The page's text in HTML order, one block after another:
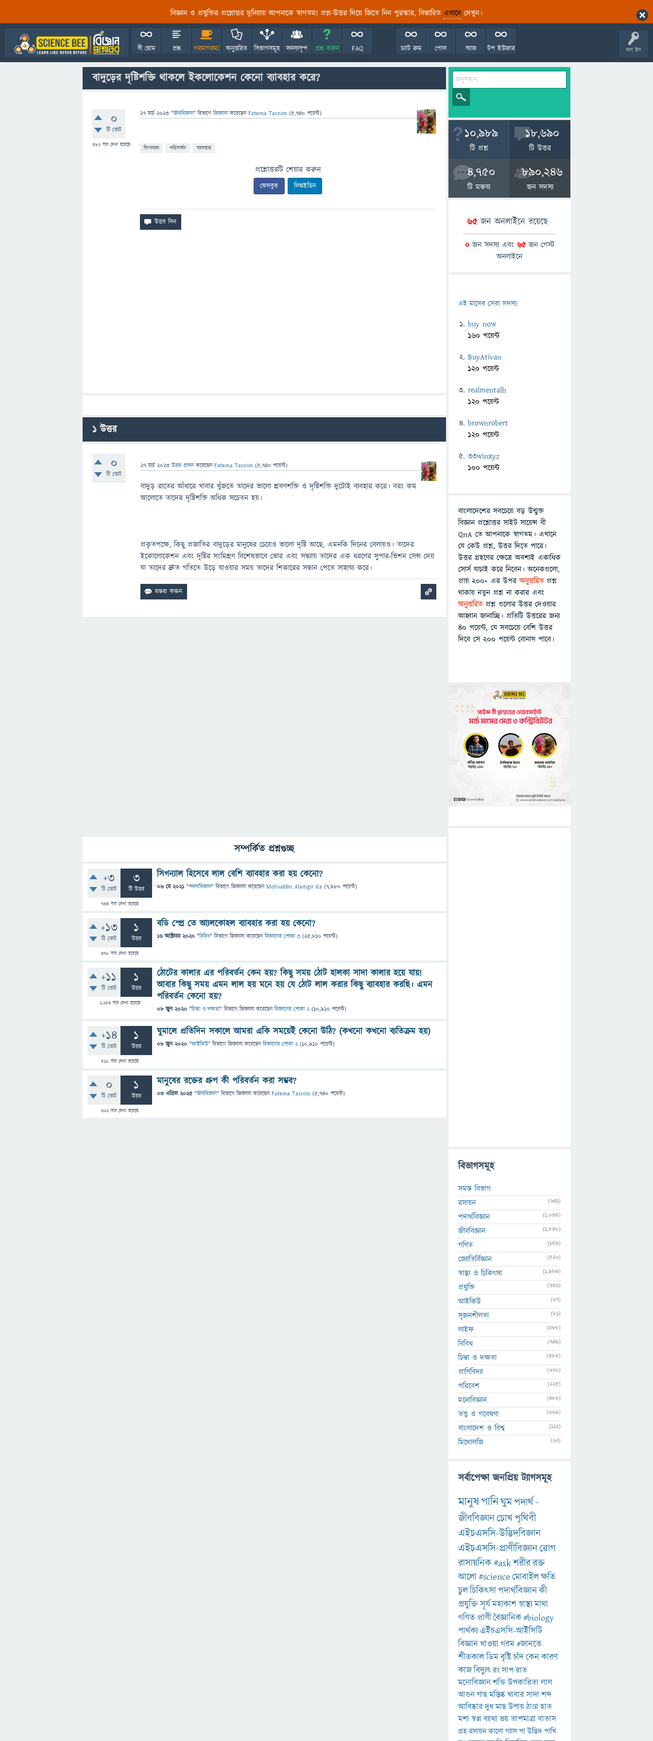
বিজ্ঞান ও প্রযুক্তির প্রশ্নোত্তর দুনিয়ায় আপনাকে স্বাগতম! প্রশ্ন-উত্তর দিয়ে জিতে নিন পুরস্কার, বিস্তারিত এখানেদেখুন।
লগ ইন
বী হোম প্রশ্ন গরমাগরম! অনুত্তরিত বিভাগসমূহ সদস্যবৃন্দ প্রশ্ন করুন FAQ টপ ইউজার
ব্যাজ
পোল
চ্যাট রুম
বাদুড়ের দৃষ্টিশক্তি থাকলে ইকলোকেশন কেনো ব্যাবহার করে?
0
টি ভোট
382বার দেখা হয়েছে
27 মার্চ 2023 "জীববিজ্ঞান" বিভাগে জিজ্ঞাসাকরেছেনFatema Tasnim (5,740 পয়েন্ট)
সিগন্যাল পরিবর্তন ব্যাবহার
প্রশ্নোত্তরটি শেয়ার করুন
ফেসবুক লিঙ্কইডিন
1উত্তর
0
টি ভোট
27 মার্চ 2023 উত্তর প্রদান করেছেনFatema Tasnim (5,740 পয়েন্ট)
বাদুড় রাতের আঁধারে খাবার খুঁজতে তাদের ভালো শ্রবণশক্তি ও দৃষ্টিশক্তি দুটোই ব্যবহার করে। বরং কম
আলোতে তাদের দৃষ্টিশক্তি অধিক সচেতন হয়।
প্রকৃতপক্ষে, কিছু প্রজাতির বাদুড়ের মানুষের চেয়েও ভালো দৃষ্টি আছে, এমনকি দিনের বেলায়ও। তাদের
ইকোলোকেশন এবং দৃষ্টির সংমিশ্রণ বিশেষভাবে ভোর এবং সন্ধ্যায় তাদের এক ধরণের সুপার-ভিশন সেন্স দেয়
যা তাদের দ্রুত গতিতে উড়ে যাওয়ার সময় তাদের শিকারের সন্ধান পেতে সাহায্য করে।
সম্পর্কিত প্রশ্নগুচ্ছ
+3
টি ভোট
3
টি উত্তর
734 বার দেখা হয়েছে
সিগন্যাল হিসেবে লাল বেশি ব্যাবহার করা হয় কেনো?
06 মে 2021 "পদার্থবিজ্ঞান" বিভাগে জিজ্ঞাসাকরেছেনMohiuddin Alamgir Ka (7,980 পয়েন্ট)
+13
টি ভোট
1
উত্তর
470 বার দেখা হয়েছে
বডি স্প্রে তে আ্যলকোহল ব্যাবহার করা হয় কেনো?
16 অক্টোবর 2020 "বিবিধ" বিভাগে জিজ্ঞাসাকরেছেনবিজ্ঞানের পোকা ৩ (25,810 পয়েন্ট)
+11
টি ভোট
1
উত্তর
2,254বার দেখা হয়েছে
ঠোটের কালার এর পরিবর্তন কেন হয়? কিছু সময় ঠোট হালকা সাদা কালার হয়ে যায়!
আবার কিছু সময় এমন লাল হয় মনে হয় যে ঠোট লাল করার কিছু ব্যাবহার করছি। এমন
পরিবর্তন কেনো হয়?
08 জুন 2020 "চিন্তা ও দক্ষতা" বিভাগে জিজ্ঞাসাকরেছেনবিজ্ঞানের পোকা 2 (10,910 পয়েন্ট)
+14
টি ভোট
1
উত্তর
510 বার দেখা হয়েছে
ঘুমালে প্রতিদিন সকালে আমরা একি সময়েই কেনো উঠি? (কখনো কখনো ব্যতিক্রম হয়)
08 জুন 2020 "আইকিউ" বিভাগে জিজ্ঞাসাকরেছেনবিজ্ঞানের পোকা 2 (10,910 পয়েন্ট)
0
টি ভোট
1
উত্তর
322বার দেখা হয়েছে
মানুষের রক্তের গ্রুপ কী পরিবর্তন করা সম্ভব?
03 এপ্রিল 2025 "জীববিজ্ঞান" বিভাগে জিজ্ঞাসাকরেছেনFatema Tasnim (5,740 পয়েন্ট)
10,989
টি প্রশ্ন
18,690
টি উত্তর
4,750
টি মন্তব্য
890,246
জন সদস্য
65জন অনলাইনে রয়েছে
0জন সদস্য এবং 65জন গেস্ট
অনলাইনে
এই মাসের সেরা সদস্য:
buy now
160 পয়েন্ট
BuyAtivan
120 পয়েন্ট
realmentalh
120 পয়েন্ট
brownrobert
120 পয়েন্ট
33winxyz
100 পয়েন্ট
বাংলাদেশের সবচেয়ে বড় উন্মুক্ত
বিজ্ঞান প্রশ্নোত্তর সাইট সায়েন্স বী
QnA তে আপনাকে স্বাগতম। এখানে
যে কেউ প্রশ্ন, উত্তর দিতে পারে।
উত্তর গ্রহণের ক্ষেত্রে অবশ্যই একাধিক
সোর্স যাচাই করে নিবেন। অনেকগুলো,
প্রায় ২০০+ এর উপরঅনুত্তরিতপ্রশ্ন
থাকায় নতুন প্রশ্ন না করার এবং
অনুত্তরিত প্রশ্ন গুলোর উত্তর দেওয়ার
আহ্বান জানাচ্ছি। প্রতিটি উত্তরের জন্য
৪০ পয়েন্ট, যে সবচেয়ে বেশি উত্তর
দিবে সে ২০০ পয়েন্ট বোনাস পাবে।
বিভাগসমূহ
সমস্ত বিভাগ
রসায়ন
(641)
পদার্থবিজ্ঞান (1,035)
জীববিজ্ঞান (1,830)
গণিত (159)
জ্যোতির্বিজ্ঞান (526)
স্বাস্থ্য ও চিকিৎসা (1,989)
প্রযুক্তি (736)
আইকিউ (67)
সৃজনশীলতা (81)
লাইফ (388)
বিবিধ (749)
চিন্তা ও দক্ষতা (385)
প্রাণিবিদ্যা (620)
পরিবেশ (225)
মনোবিজ্ঞান (488)
তত্ত্ব ও গবেষণা (669)
বাংলাদেশ ও বিশ্ব (112)
মিথোলজি (62)
সর্বাপেক্ষা জনপ্রিয় ট্যাগসমূহ
মানুষপানিঘুমপদার্থ-
জীববিজ্ঞানচোখপৃথিবী
এইচএসসি-উদ্ভিদবিজ্ঞান
এইচএসসি-প্রাণীবিজ্ঞানরোগ
রাসায়নিক#askশরীররক্ত
আলো#scienceমোবাইলক্ষতি
চুলচিকিৎসাপদার্থবিজ্ঞানকী
প্রযুক্তিসূর্যমহাকাশস্বাস্থ্যমাথা
গণিত প্রাণীবৈজ্ঞানিক#biology
পার্থক্য এইচএসসি-আইসিটি
বিজ্ঞানখাওয়াগরম#জানতে
শীতকালডিমবৃষ্টিচাঁদকেনকারণ
কাজবিদ্যুৎরংসাপরাত
মনোবিজ্ঞানশক্তিউপকারিতালাল
আগুনগাছমস্তিষ্কখাবারসাদাশব্দ
আবিষ্কারদুধমাছউপায়ঠাণ্ডাহাত
মশাস্বপ্নব্যাথাভয়তাপমাত্রাবাতাস
গ্রহরসায়নকালোগ্যাসপাউদ্ভিদপাখি